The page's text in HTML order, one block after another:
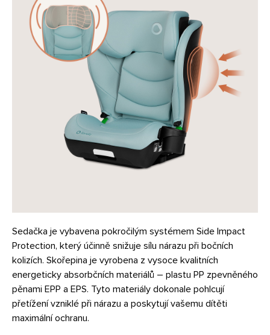
Sedačka je vybavena pokročilým systémem Side Impact
Protection, který účinně snižuje sílu nárazu při bočních
kolizích. Skořepina je vyrobena z vysoce kvalitních
energeticky absorbčních materiálů – plastu PP zpevněného
pěnami EPP a EPS. Tyto materiály dokonale pohlcují
přetížení vzniklé při nárazu a poskytují vašemu dítěti
maximální ochranu.